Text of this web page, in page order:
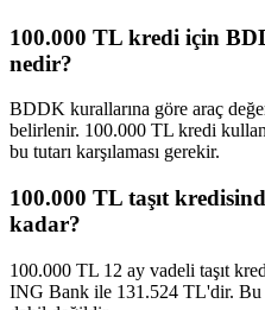
100.000 TL kredi için
nedir?
BDDK kurallarına göre araç
belirlenir. 100.000 TL kredi
bu tutarı karşılaması gerekir.
100.000 TL taşıt
kadar?
100.000 TL 12 ay vadeli taşıt
ING Bank ile 131.524 TL'dir. Bu